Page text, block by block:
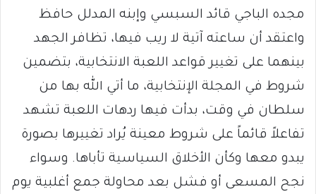
مجده الباجي قائد السبسي وإبنه المدلل حافظ
واعتقد أن ساعته آتية لا ريب فيها، تظافر الجهد
بينهما على تغيير قواعد اللعبة الانتخابية، بتضمين
شروط في المجلة الإنتخابية، ما أتي الله بها من
سلطان في وقت، بدأت فيها ردهات اللعبة تشهد
تفاعلاً قائماً على شروط معينة يُراد تغييرها بصورة
يبدو معها وكأن الأخلاق السياسية تأباها. وسواء
نجح المسعى أو فشل بعد محاولة جمع أغلبية يوم